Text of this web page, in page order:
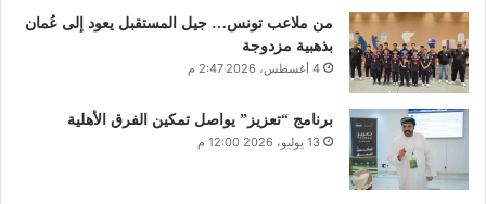
من ملاعب تونس… جيل المستقبل يعود إلى عُمان
بذهبية مزدوجة
4 أغسطس، 2026 2:47 م
برنامج “تعزيز” يواصل تمكين الفرق الأهلية
13 يوليو، 2026 12:00 م